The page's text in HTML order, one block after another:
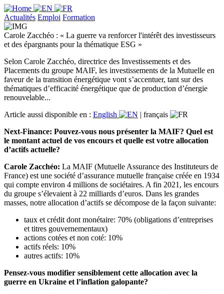
Actualités Emploi Formation
Carole Zacchéo : « La guerre va renforcer l'intérêt des investisseurs
et des épargnants pour la thématique ESG »
Selon Carole Zacchéo, directrice des Investissements et des
Placements du groupe MAIF, les investissements de la Mutuelle en
faveur de la transition énergétique vont s’accentuer, tant sur des
thématiques d’efficacité énergétique que de production d’énergie
renouvelable...
Article aussi disponible en : English | français
Next-Finance: Pouvez-vous nous présenter la MAIF? Quel est
le montant actuel de vos encours et quelle est votre allocation
d’actifs actuelle?
Carole Zacchéo: La MAIF (Mutuelle Assurance des Instituteurs de
France) est une société d’assurance mutuelle française créée en 1934
qui compte environ 4 millions de sociétaires. A fin 2021, les encours
du groupe s’élevaient à 22 milliards d’euros. Dans les grandes
masses, notre allocation d’actifs se décompose de la façon suivante:
taux et crédit dont monétaire: 70% (obligations d’entreprises
et titres gouvernementaux)
actions cotées et non coté: 10%
actifs réels: 10%
autres actifs: 10%
Pensez-vous modifier sensiblement cette allocation avec la
guerre en Ukraine et l’inflation galopante?